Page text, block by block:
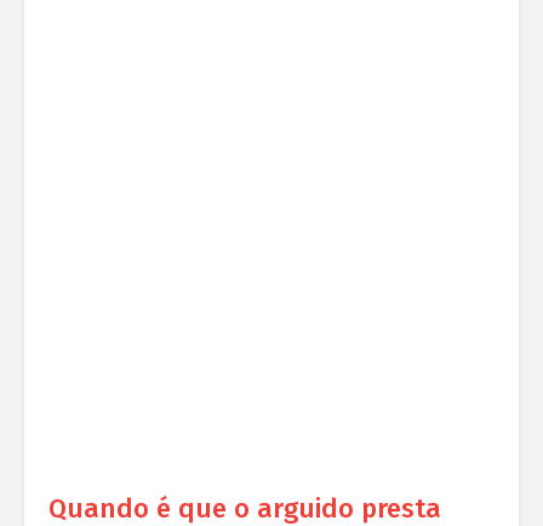
Quando é que o arguido presta